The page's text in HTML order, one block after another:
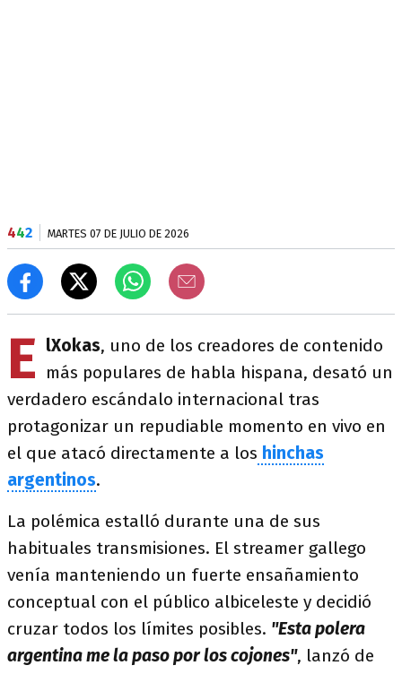
442 MARTES 07 DE JULIO DE 2026
E lXokas, uno de los creadores de contenido
más populares de habla hispana, desató un
verdadero escándalo internacional tras
protagonizar un repudiable momento en vivo en
el que atacó directamente a los hinchas
argentinos.
La polémica estalló durante una de sus
habituales transmisiones. El streamer gallego
venía manteniendo un fuerte ensañamiento
conceptual con el público albiceleste y decidió
cruzar todos los límites posibles. "Esta polera
argentina me la paso por los cojones", lanzó de